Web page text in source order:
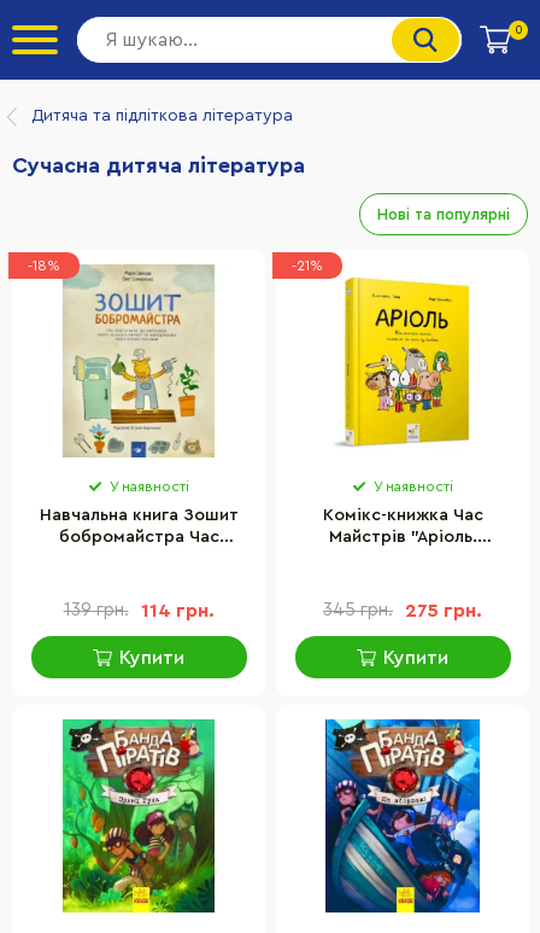
0
Дитяча та підліткова література
Сучасна дитяча література
Нові та популярні
-18%
У наявності
Навчальна книга Зошит
бобромайстра Час
139 грн. 114 грн.
Купити
-21%
У наявності
Комікс-книжка Час
Майстрів "Аріоль.
345 грн. 275 грн.
Купити